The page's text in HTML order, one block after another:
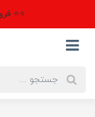
⭐⭐